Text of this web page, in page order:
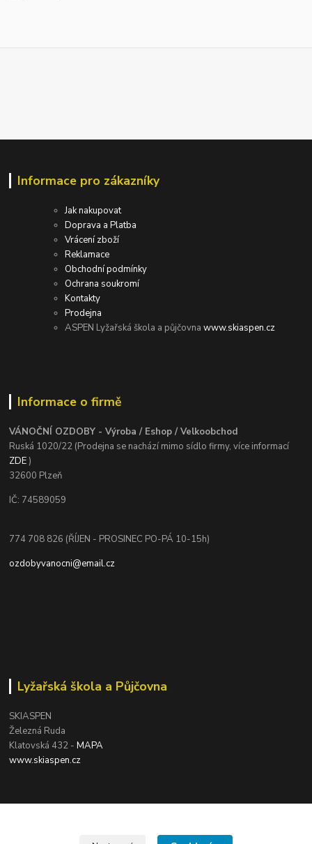
Informace pro zákazníky
Jak nakupovat
Doprava a Platba
Vrácení zboží
Reklamace
Obchodní podmínky
Ochrana soukromí
Kontakty
Prodejna
ASPEN Lyžařská škola a půjčovnawww.skiaspen.cz
Informace o firmě
VÁNOČNÍ OZDOBY - Výroba / Eshop / Velkoobchod
Ruská 1020/22 (Prodejna se nachází mimo sídlo firmy, více informací
ZDE)
32600 Plzeň
IČ: 74589059
774 708 826 (ŘÍJEN - PROSINEC PO-PÁ 10-15h)
ozdobyvanocni@email.cz
Lyžařská škola a Půjčovna
SKIASPEN
Železná Ruda
Klatovská 432 -MAPA
www.skiaspen.cz